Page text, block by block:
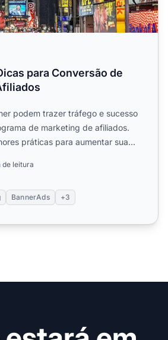
para Conversão de
podem trazer tráfego e sucesso
de marketing de afiliados.
práticas para aumentar suas
de leitura
BannerAds +3